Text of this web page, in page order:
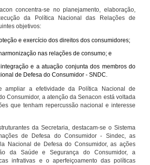
concentra-se no planejamento, elaboração,
da Política Nacional das Relações de
objetivos:
e exercício dos direitos dos consumidores;
nas relações de consumo; e
e a atuação conjunta dos membros do
de Defesa do Consumidor - SNDC.
ampliar a efetividade da Política Nacional de
Consumidor, a atenção da Senacon está voltada
que tenham repercussão nacional e interesse
da Secretaria, destacam-se o Sistema
de Defesa do Consumidor - Sindec, as
Nacional de Defesa do Consumidor, as ações
da Saúde e Segurança do Consumidor, a
infrativas e o aperfeiçoamento das políticas